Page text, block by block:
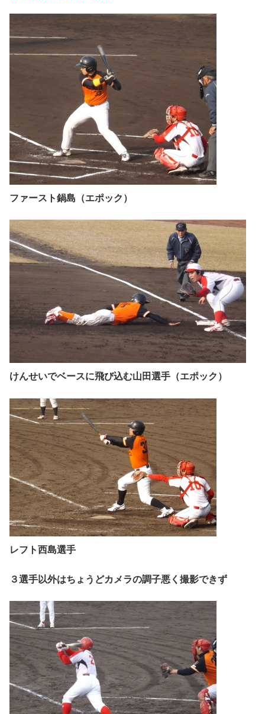
ファースト鍋島（エポック）
けんせいでベースに飛び込む山田選手（エポック）
レフト西島選手
３選手以外はちょうどカメラの調子悪く撮影できず